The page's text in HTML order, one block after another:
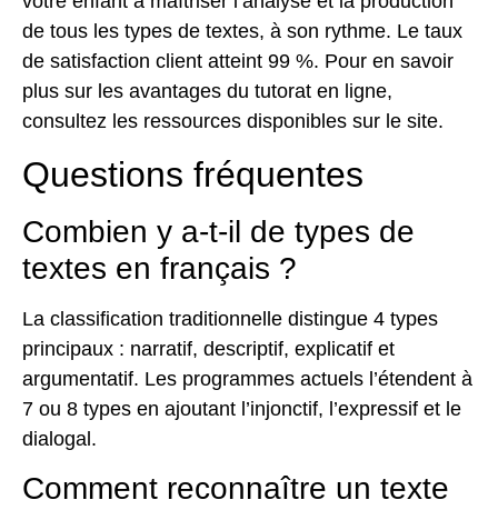
de tous les types de textes, à son rythme. Le taux
de satisfaction client atteint 99 %. Pour en savoir
plus sur les avantages du tutorat en ligne,
consultez les ressources disponibles sur le site.
Questions fréquentes
Combien y a-t-il de types de
textes en français ?
La classification traditionnelle distingue 4 types
principaux : narratif, descriptif, explicatif et
argumentatif. Les programmes actuels l’étendent à
7 ou 8 types en ajoutant l’injonctif, l’expressif et le
dialogal.
Comment reconnaître un texte